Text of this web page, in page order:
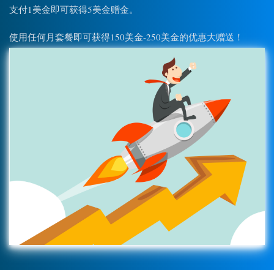
支付1美金即可获得5美金赠金。
使用任何月套餐即可获得150美金-250美金的优惠大赠送！